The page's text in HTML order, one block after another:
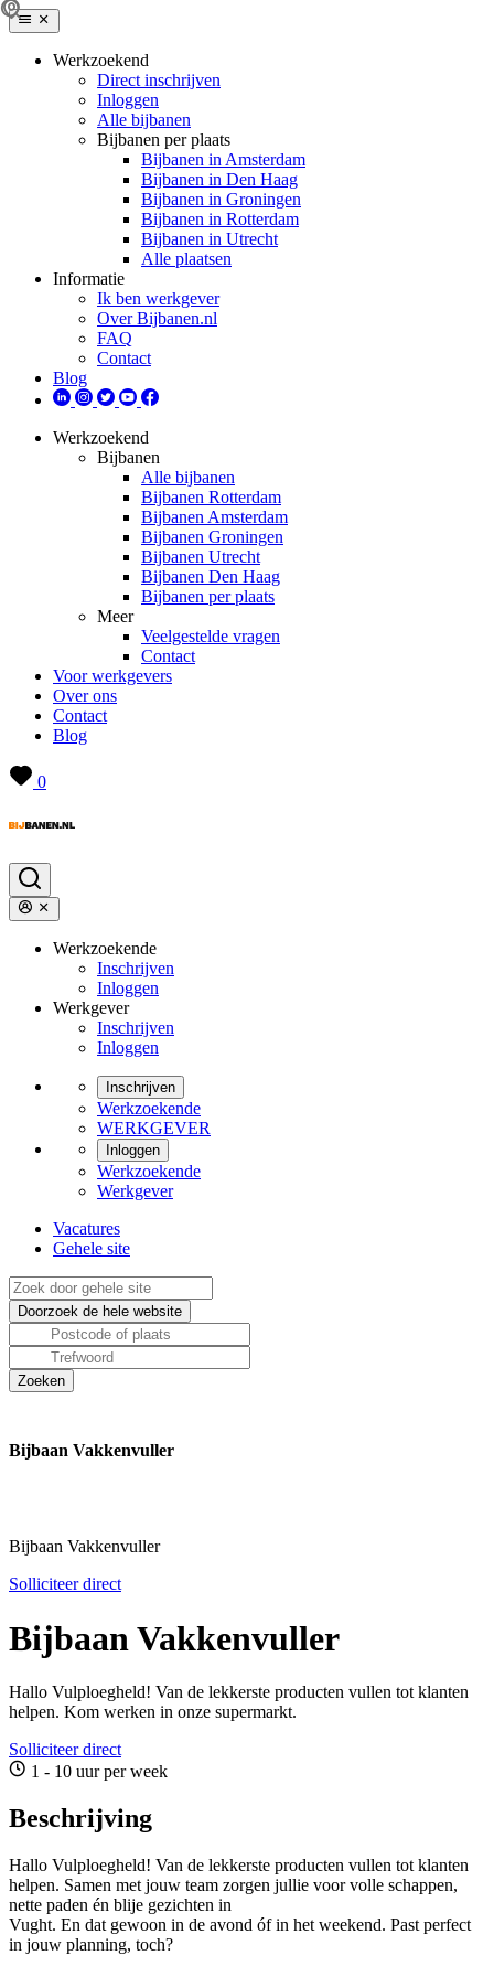
Werkzoekend
Direct inschrijven
Inloggen
Alle bijbanen
Bijbanen per plaats
Bijbanen in Amsterdam
Bijbanen in Den Haag
Bijbanen in Groningen
Bijbanen in Rotterdam
Bijbanen in Utrecht
Alle plaatsen
Informatie
Ik ben werkgever
Over Bijbanen.nl
FAQ
Contact
Blog
Werkzoekend
Bijbanen
Alle bijbanen
Bijbanen Rotterdam
Bijbanen Amsterdam
Bijbanen Groningen
Bijbanen Utrecht
Bijbanen Den Haag
Bijbanen per plaats
Meer
Veelgestelde vragen
Contact
Voor werkgevers
Over ons
Contact
Blog
0
Werkzoekende
Inschrijven
Inloggen
Werkgever
Inschrijven
Inloggen
Inschrijven
Werkzoekende
WERKGEVER
Inloggen
Werkzoekende
Werkgever
Vacatures
Gehele site
Bijbaan Vakkenvuller
Bijbaan Vakkenvuller
Solliciteer direct
Bijbaan Vakkenvuller
Hallo Vulploegheld! Van de lekkerste producten vullen tot klanten
helpen. Kom werken in onze supermarkt.
Solliciteer direct
1 - 10 uur per week
Beschrijving
Hallo Vulploegheld! Van de lekkerste producten vullen tot klanten
helpen. Samen met jouw team zorgen jullie voor volle schappen,
nette paden én blije gezichten in
Vught. En dat gewoon in de avond óf in het weekend. Past perfect
in jouw planning, toch?